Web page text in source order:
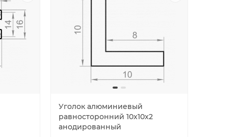
Уголок алюминиевый
равносторонний 10x10x2
анодированный